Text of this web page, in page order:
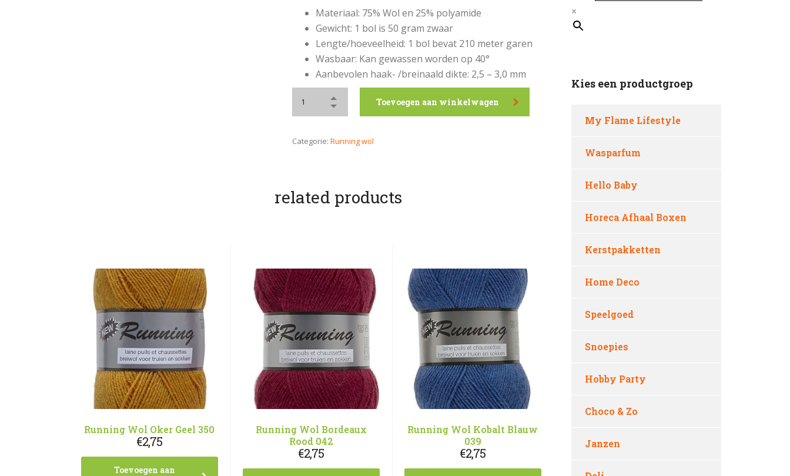
Materiaal: 75% Wol en 25% polyamide
Gewicht: 1 bol is 50 gram zwaar
Lengte/hoeveelheid: 1 bol bevat 210 meter garen
Wasbaar: Kan gewassen worden op 40°
Aanbevolen haak- /breinaald dikte: 2,5 – 3,0 mm
Toevoegen aan winkelwagen
Categorie: Running wol
related products
Running Wol Oker Geel 350
€2,75
Toevoegen aan
Running Wol Bordeaux
Rood 042
€2,75
Running Wol Kobalt Blauw
039
€2,75
×
Kies een productgroep
My Flame Lifestyle
Wasparfum
Hello Baby
Horeca Afhaal Boxen
Kerstpakketten
Home Deco
Speelgoed
Snoepies
Hobby Party
Choco & Zo
Janzen